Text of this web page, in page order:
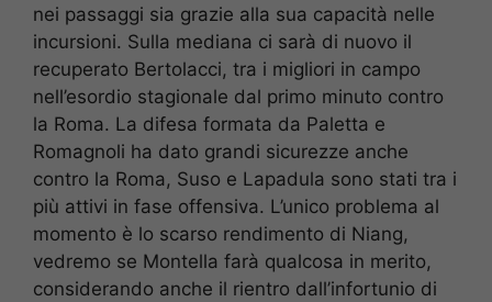
nei passaggi sia grazie alla sua capacità nelle
incursioni. Sulla mediana ci sarà di nuovo il
recuperato Bertolacci, tra i migliori in campo
nell’esordio stagionale dal primo minuto contro
la Roma. La difesa formata da Paletta e
Romagnoli ha dato grandi sicurezze anche
contro la Roma, Suso e Lapadula sono stati tra i
più attivi in fase offensiva. L’unico problema al
momento è lo scarso rendimento di Niang,
vedremo se Montella farà qualcosa in merito,
considerando anche il rientro dall’infortunio di